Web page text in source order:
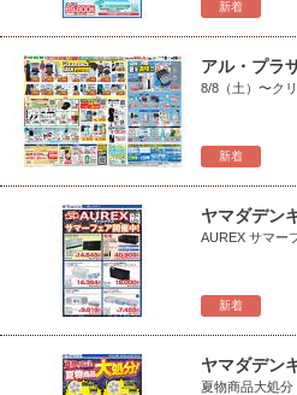
新着
新着
アル・プラ
8/8（土）〜ク
新着
ヤマダデン
AUREX サマー
ヤマダデン
夏物商品大処分